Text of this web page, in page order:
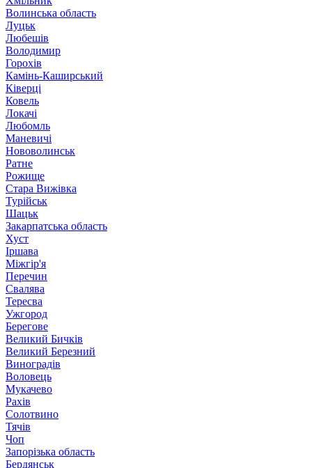
Волинська область
Луцьк
Любешів
Володимир
Горохів
Камінь-Каширський
Ківерці
Ковель
Локачі
Любомль
Маневичі
Нововолинськ
Ратне
Рожище
Стара Вижівка
Турійськ
Шацьк
Закарпатська область
Хуст
Іршава
Міжгір'я
Перечин
Свалява
Тересва
Ужгород
Берегове
Великий Бичків
Великий Березний
Виноградів
Воловець
Мукачево
Рахів
Солотвино
Тячів
Чоп
Запорізька область
Бердянськ